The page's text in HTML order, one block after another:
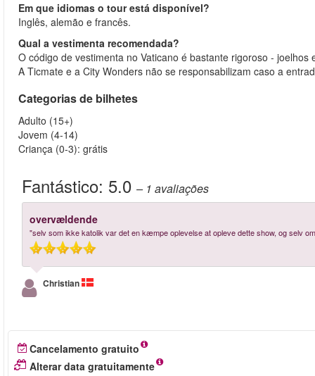
Em que idiomas o tour está disponível?
Inglês, alemão e francês.
Qual a vestimenta recomendada?
O código de vestimenta no Vaticano é bastante rigoroso -
A Ticmate e a City Wonders não se responsabilizam caso a
Categorias de bilhetes
Adulto (15+)
Jovem (4-14)
Criança (0-3): grátis
Fantástico: 5.0 – 1 avaliações
overvældende
"selv som ikke katolik var det en kæmpe oplevelse at opleve dette show, og selv
Christian
Cancelamento gratuito
Alterar data gratuitamente